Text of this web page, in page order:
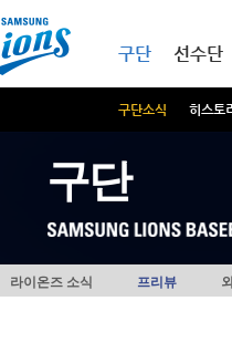
구단
구단소식 히스토
선수단
구단
라이온즈 소식 프리뷰